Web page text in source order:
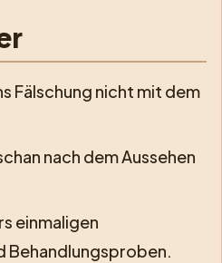
Fälschung nicht mit dem
nach dem Aussehen
einmaligen
Behandlungsproben.